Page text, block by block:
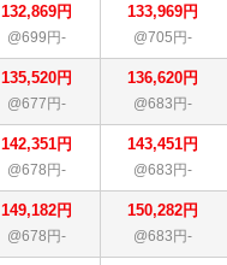
132,869円
@699円-
133,969円
@705円-
135,520円
@677円-
136,620円
@683円-
142,351円
@678円-
143,451円
@683円-
149,182円
@678円-
150,282円
@683円-